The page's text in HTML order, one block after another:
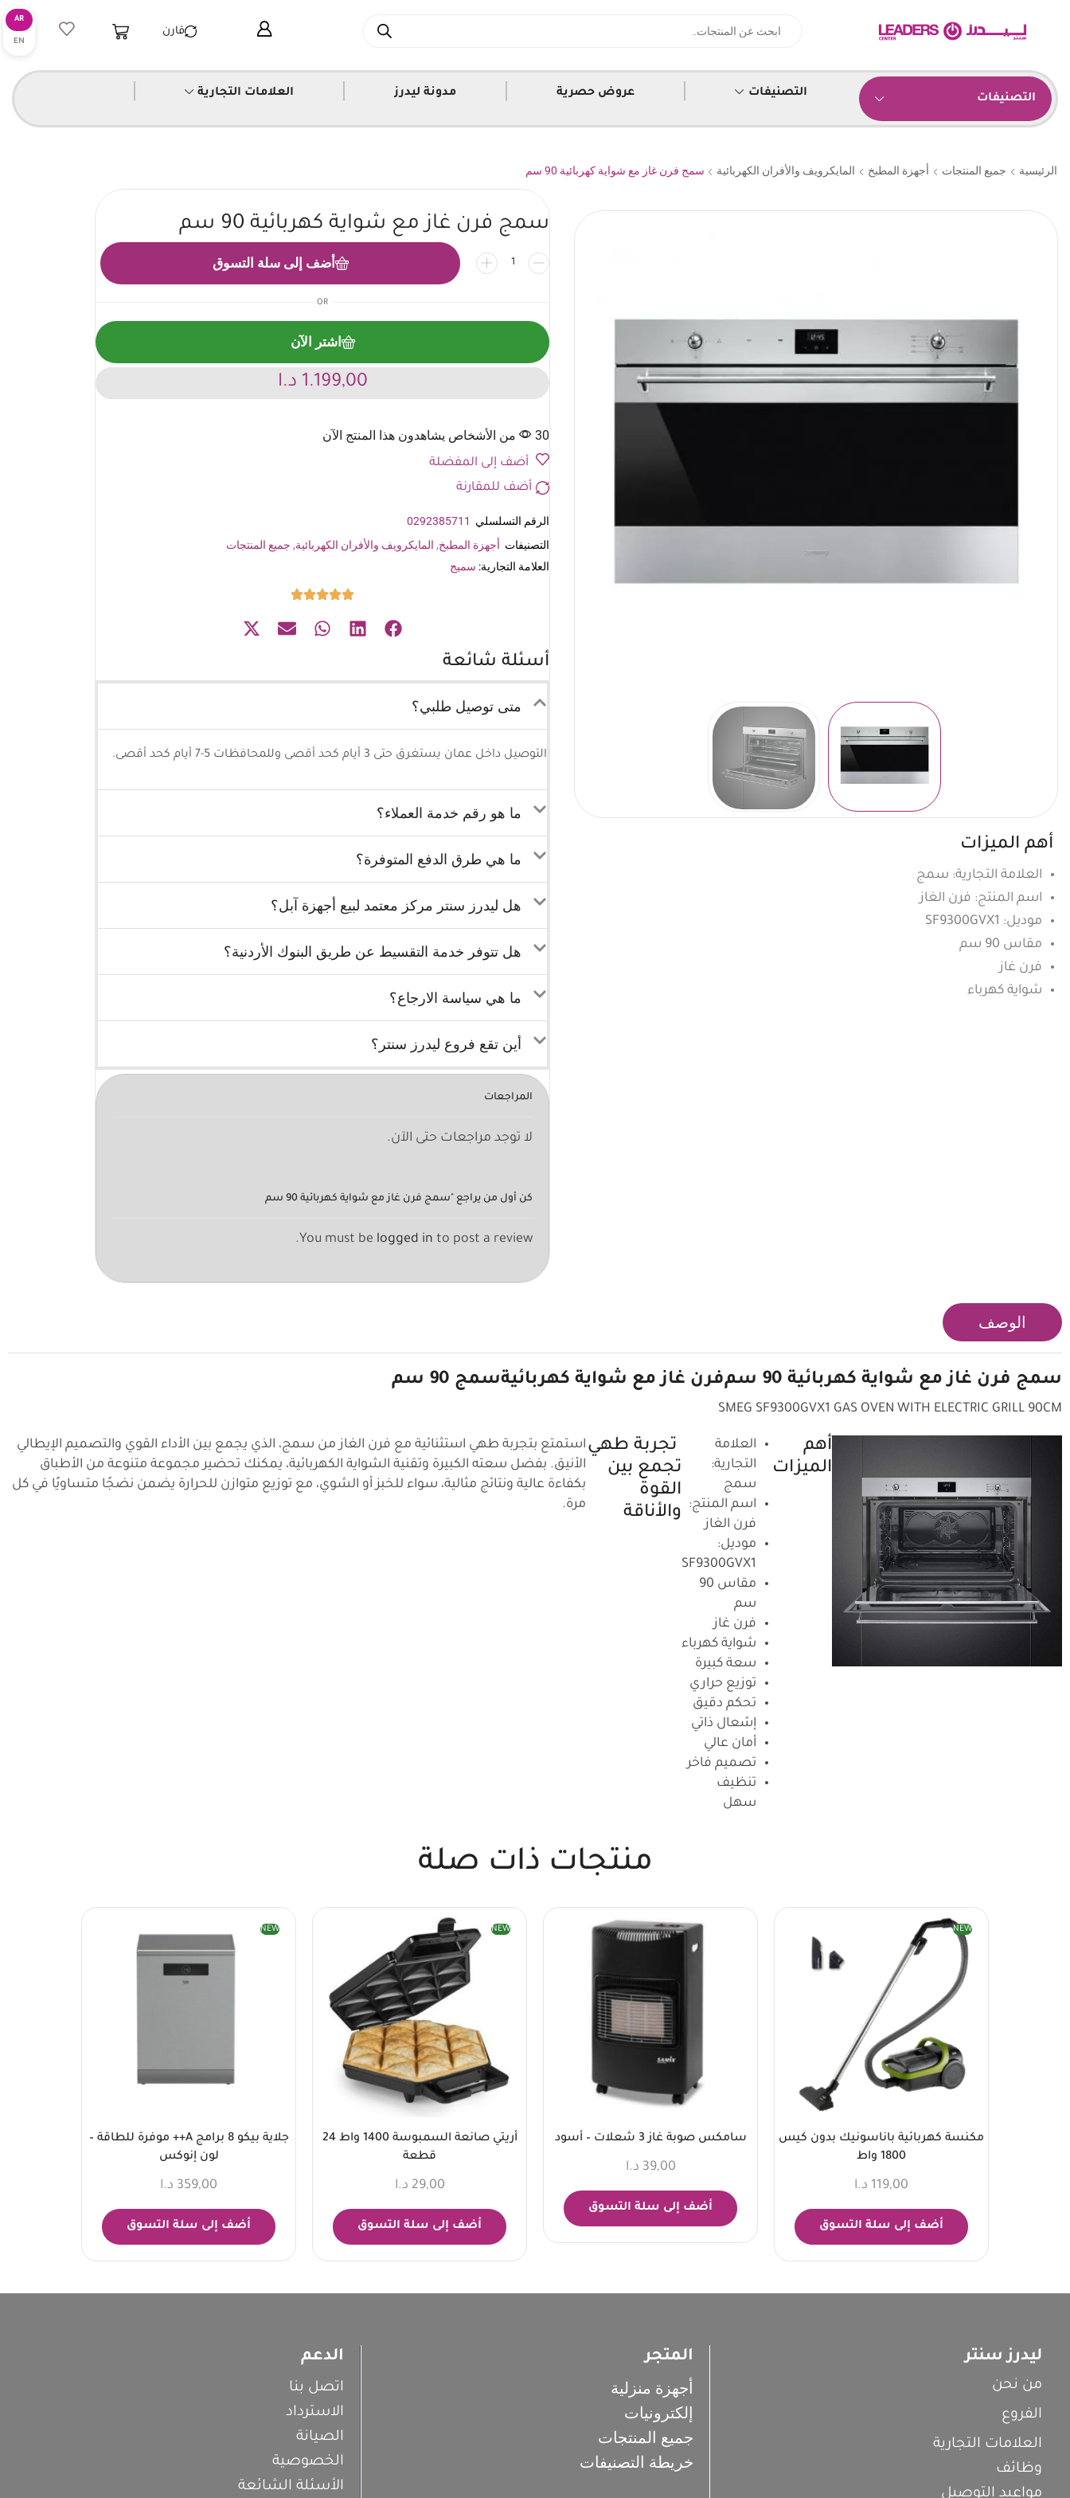
قارن
التصنيفات التصنيفات عروض حصرية مدونة ليدرز العلامات التجارية
الرئيسية جميع المنتجات أجهزة المطبخ المايكرويف والأفران الكهربائية سمج فرن غاز مع شواية كهربائية 90 سم
أهم الميزات
العلامة التجارية: سمج
اسم المنتج: فرن الغاز
موديل: SF9300GVX1
مقاس 90 سم
فرن غاز
شواية كهرباء
سمج فرن غاز مع شواية كهربائية 90 سم
أضف إلى سلة التسوق
OR
اشتر الآن
1.199,00 د.ا
30 من الأشخاص يشاهدون هذا المنتج الآن
أضف إلى المفضلة
أضف للمقارنة
الرقم التسلسلي
0292385711
التصنيفات أجهزة المطبخ, المايكرويف والأفران الكهربائية, جميع المنتجات
العلامة التجارية: سميج
أسئلة شائعة
متى توصيل طلبي؟
التوصيل داخل عمان يستغرق حتى 3 أيام كحد أقصى وللمحافظات 5-7 أيام كحد أقصى.
ما هو رقم خدمة العملاء؟
ما هي طرق الدفع المتوفرة؟
هل ليدرز سنتر مركز معتمد لبيع أجهزة آبل؟
هل تتوفر خدمة التقسيط عن طريق البنوك الأردنية؟
ما هي سياسة الارجاع؟
أين تقع فروع ليدرز سنتر؟
المراجعات
لا توجد مراجعات حتى الآن.
كن أول من يراجع "سمج فرن غاز مع شواية كهربائية 90 سم
You must be logged in to post a review.
الوصف
سمج فرن غاز مع شواية كهربائية 90 سم فرن غاز مع شواية كهربائيةسمج 90 سم
SMEG SF9300GVX1 GAS OVEN WITH ELECTRIC GRILL 90CM
أهم
الميزات
العلامة
التجارية:
سمج
اسم المنتج:
فرن الغاز
موديل:
SF9300GVX1
مقاس 90
سم
فرن غاز
شواية كهرباء
سعة كبيرة
توزيع حراري
تحكم دقيق
إشعال ذاتي
أمان عالي
تصميم فاخر
تنظيف
سهل
تجربة طهي
تجمع بين
القوة
والأناقة
استمتع بتجربة طهي استثنائية مع فرن الغاز من سمج، الذي يجمع بين الأداء القوي والتصميم الإيطالي
الأنيق. بفضل سعته الكبيرة وتقنية الشواية الكهربائية، يمكنك تحضير مجموعة متنوعة من الأطباق
بكفاءة عالية ونتائج مثالية، سواء للخبز أو الشوي، مع توزيع متوازن للحرارة يضمن نضجًا متساويًا في كل
مرة.
منتجات ذات صلة
NEW
مكنسة كهربائية باناسونيك بدون كيس
1800 واط
119,00 د.ا
أضف إلى سلة التسوق
سامكس صوبة غاز 3 شعلات – أسود
39,00 د.ا
أضف إلى سلة التسوق
NEW
أريتي صانعة السمبوسة 1400 واط 24
قطعة
29,00 د.ا
أضف إلى سلة التسوق
NEW
جلاية بيكو 8 برامج A++ موفرة للطاقة –
لون إنوكس
359,00 د.ا
أضف إلى سلة التسوق
ليدرز سنتر
من نحن
الفروع
العلامات التجارية
وظائف
مواعيد التوصيل
المتجر
أجهزة منزلية
إلكترونيات
جميع المنتجات
خريطة التصنيفات
الدعم
اتصل بنا
الاسترداد
الصيانة
الخصوصية
الأسئلة الشائعة